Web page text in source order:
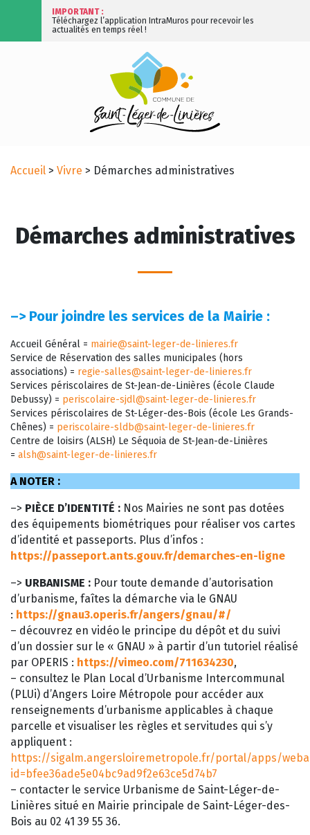
IMPORTANT :
Téléchargez l’application IntraMuros pour recevoir les
actualités en temps réel !
Accueil > Vivre > Démarches administratives
Démarches administratives
–> Pour joindre les services de la Mairie :
Accueil Général = mairie@saint-leger-de-linieres.fr
Service de Réservation des salles municipales (hors
associations) = regie-salles@saint-leger-de-linieres.fr
Services périscolaires de St-Jean-de-Linières (école Claude
Debussy) = periscolaire-sjdl@saint-leger-de-linieres.fr
Services périscolaires de St-Léger-des-Bois (école Les Grands-
Chênes) = periscolaire-sldb@saint-leger-de-linieres.fr
Centre de loisirs (ALSH) Le Séquoia de St-Jean-de-Linières
= alsh@saint-leger-de-linieres.fr
A NOTER :
–> PIÈCE D’IDENTITÉ : Nos Mairies ne sont pas dotées
des équipements biométriques pour réaliser vos cartes
d’identité et passeports. Plus d’infos :
https://passeport.ants.gouv.fr/demarches-en-ligne
–> URBANISME : Pour toute demande d’autorisation
d’urbanisme, faîtes la démarche via le GNAU
: https://gnau3.operis.fr/angers/gnau/#/
– découvrez en vidéo le principe du dépôt et du suivi
d’un dossier sur le « GNAU » à partir d’un tutoriel réalisé
par OPERIS : https://vimeo.com/711634230,
– consultez le Plan Local d’Urbanisme Intercommunal
(PLUi) d’Angers Loire Métropole pour accéder aux
renseignements d’urbanisme applicables à chaque
parcelle et visualiser les règles et servitudes qui s’y
appliquent :
https://sigalm.angersloiremetropole.fr/portal/apps/
id=bfee36ade5e04bc9ad9f2e63ce5d74b7
– contacter le service Urbanisme de Saint-Léger-de-
Linières situé en Mairie principale de Saint-Léger-des-
Bois au 02 41 39 55 36.